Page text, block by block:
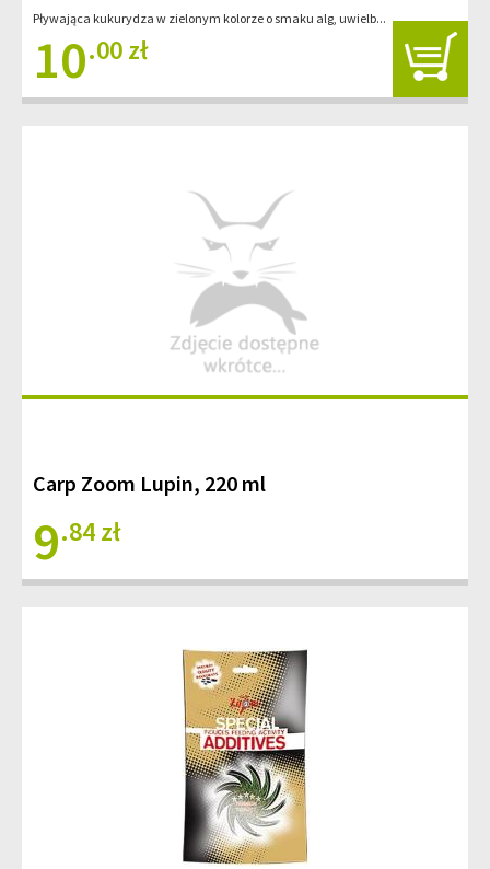
Pływająca kukurydza w zielonym kolorze o smaku alg, uwielb...
10.00 zł
Carp Zoom Lupin, 220 ml
9.84 zł